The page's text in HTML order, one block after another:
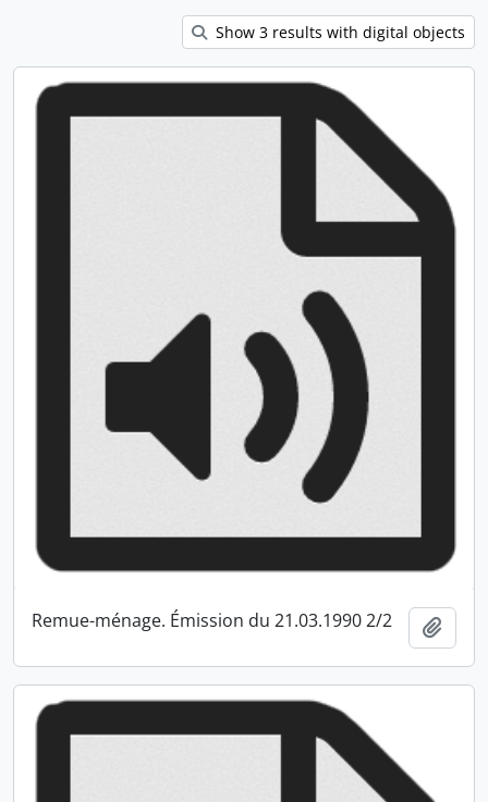
Show 3 results with digital objects
Remue-ménage. Émission du 21.03.1990 2/2